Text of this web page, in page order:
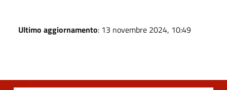
Ultimo aggiornamento: 13 novembre 2024, 10:49